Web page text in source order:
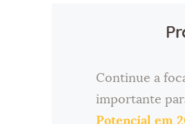
Continue a
importante
Potencial em